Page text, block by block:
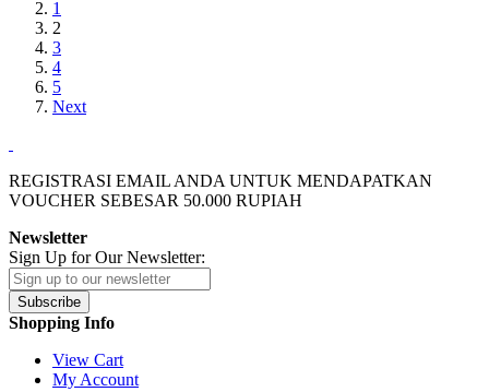
1
2
3
4
5
Next
REGISTRASI EMAIL ANDA UNTUK MENDAPATKAN
VOUCHER SEBESAR 50.000 RUPIAH
Newsletter
Sign Up for Our Newsletter:
Subscribe
Shopping Info
View Cart
My Account